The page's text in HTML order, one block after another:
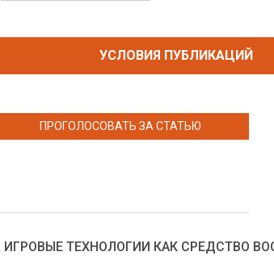
УСЛОВИЯ ПУБЛИКАЦИЙ
ПРОГОЛОСОВАТЬ ЗА СТАТЬЮ
ИГРОВЫЕ ТЕХНОЛОГИИ КАК СРЕДСТВО